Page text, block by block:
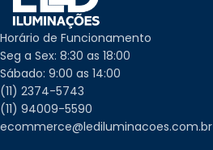
Horário de Funcionamento
Seg a Sex: 8:30 as 18:00
Sábado: 9:00 as 14:00
(11) 2374-5743
(11) 94009-5590
ecommerce@lediluminacoes.com.br